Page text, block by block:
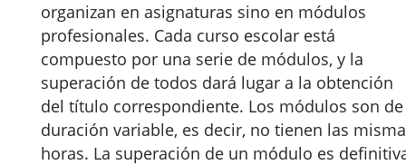
organizan en asignaturas sino en módulos
profesionales. Cada curso escolar está
compuesto por una serie de módulos, y la
superación de todos dará lugar a la obtención
del título correspondiente. Los módulos son de
duración variable, es decir, no tienen las
horas. La superación de un módulo es